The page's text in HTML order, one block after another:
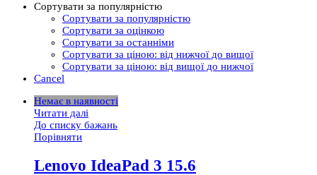
Сортувати за популярністю
Сортувати за популярністю
Сортувати за оцінкою
Сортувати за останніми
Сортувати за ціною: від нижчої до вищої
Сортувати за ціною: від вищої до нижчої
Cancel
Немає в наявності
Читати далі
До списку бажань
Порівняти
Lenovo IdeaPad 3 15.6